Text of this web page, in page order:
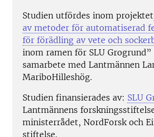
Studien utfördes inom projektet
av metoder för automatiserad
för förädling av vete och
inom ramen för SLU
samarbete med Lantmännen
MariboHilleshög.
Studien finansierades av: SLU
Lantmännens
ministerrådet, NordForsk och
stiftelse.